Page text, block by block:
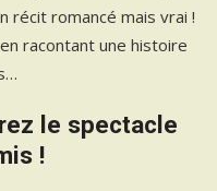
récit romancé mais vrai !
racontant une histoire
le spectacle
!